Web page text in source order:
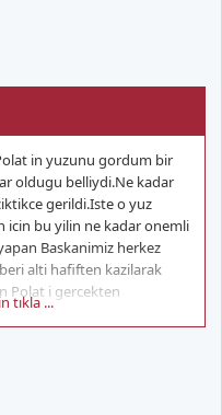
in yuzunu gordum bir
oldugu belliydi.Ne kadar
gerildi.Iste o yuz
icin bu yilin ne kadar onemli
Baskanimiz herkez
alti hafiften kazilarak
Polat i gercekten
tıkla ...